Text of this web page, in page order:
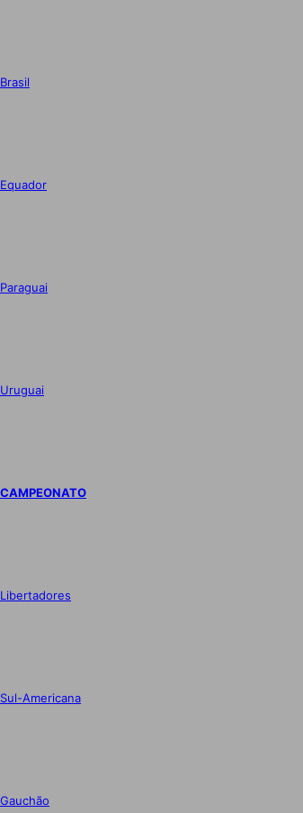
Brasil
Equador
Paraguai
Uruguai
CAMPEONATO
Libertadores
Sul-Americana
Gauchão